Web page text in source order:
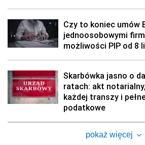
Czy to koniec umów
jednoosobowymi
możliwości PIP od 8
Skarbówka jasno o
ratach: akt
każdej transzy i
podatkowe
pokaż więcej